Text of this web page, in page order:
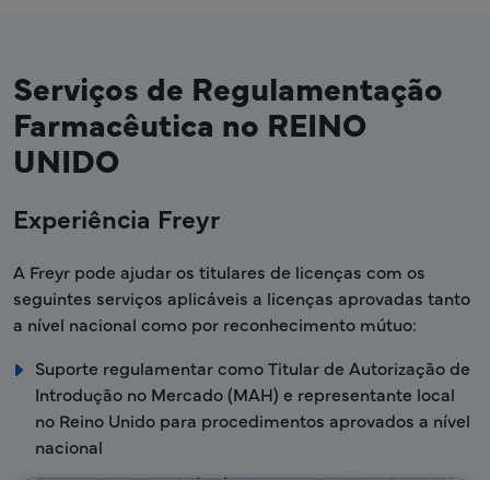
Serviços de Regulamentação
Farmacêutica no REINO
UNIDO
Experiência Freyr
A Freyr pode ajudar os titulares de licenças com os
seguintes serviços aplicáveis a licenças aprovadas tanto
a nível nacional como por reconhecimento mútuo:
Suporte regulamentar como Titular de Autorização de
Introdução no Mercado (MAH) e representante local
no Reino Unido para procedimentos aprovados a nível
nacional